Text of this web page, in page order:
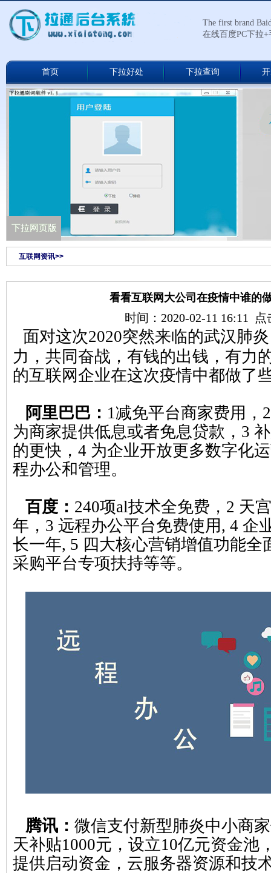
The first brand
在线百度PC下拉
首页 下拉好处 下拉查询
下拉通网络版
下拉网页版
互联网资讯>>
看看互联网大公司在疫情中谁的
时间：2020-02-11 16:11
面对这次2020突然来临的武汉肺
力，共同奋战，有钱的出钱，有力
的互联网企业在这次疫情中都做了
阿里巴巴： 1减免平台商家费用，
为商家提供低息或者免息贷款，3
的更快，4 为企业开放更多数字化
程办公和管理。
百度： 240项al技术全免费，2 天
年，3 远程办公平台免费使用, 4 企
长一年, 5 四大核心营销增值功能全
采购平台专项扶持等等。
腾讯： 微信支付新型肺炎中小商
天补贴1000元，设立10亿元资金池
提供启动资金，云服务器资源和技